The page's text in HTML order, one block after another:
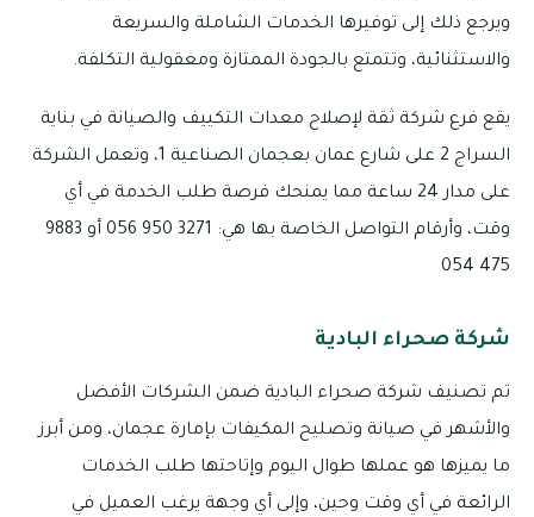
ويرجع ذلك إلى توفيرها الخدمات الشاملة والسريعة
والاستثنائية، وتتمتع بالجودة الممتازة ومعقولية التكلفة.
يقع فرع شركة ثقة لإصلاح معدات التكييف والصيانة في بناية
السراج 2 على شارع عمان بعجمان الصناعية 1، وتعمل الشركة
على مدار 24 ساعة مما يمنحك فرصة طلب الخدمة في أي
وقت، وأرقام التواصل الخاصة بها هي: 3271 950 056 أو 9883
475 054
شركة صحراء البادية
تم تصنيف شركة صحراء البادية ضمن الشركات الأفضل
والأشهر في صيانة وتصليح المكيفات بإمارة عجمان، ومن أبرز
ما يميزها هو عملها طوال اليوم وإتاحتها طلب الخدمات
الرائعة في أي وقت وحين، وإلى أي وجهة يرغب العميل في